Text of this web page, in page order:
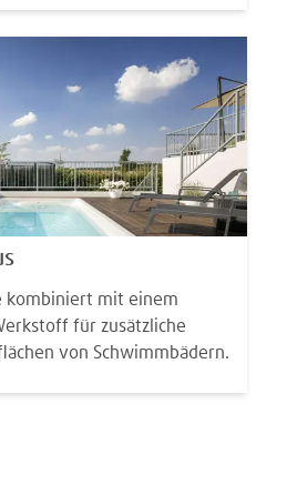
kombiniert mit einem
für zusätzliche
von Schwimmbädern.